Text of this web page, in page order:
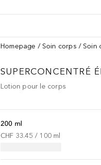
Homepage Soin corps Soin
SUPERCONCENTRÉ
Lotion pour le corps
200 ml
CHF 33.45 / 100 ml